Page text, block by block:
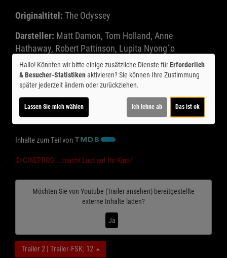
Originaltitel: The Odyssey
Darsteller: Matt Damon, Tom Holland, Anne
Hathaway, Robert Pattinson, Lupita Nyong´o
Regie:Christopher NolanDrehbuch: Christopher
Nolan, Homer Kamera:Hoyte van Hoytema;
Musik:
Abenteuer, Action, Fantasy
Land:Großbritannien, USA
2026Verleih:Universal Int´l
Inhalte zum Teil von
© CINEPROG ...macht Lust auf Ihr Kino!
Möchten Sie von Youtube (Trailer ansehen) bereitgestellte
externe Inhalte laden?
Ja
Trailer 2 | Trailer-FSK: 12
Hallo! Könnten wir bitte einige zusätzliche Dienste fürErforderlich
& Besucher-Statistikenaktivieren? Sie können Ihre Zustimmung
später jederzeit ändern oder zurückziehen.
Lassen Sie mich wählen Ich lehne ab Das ist ok